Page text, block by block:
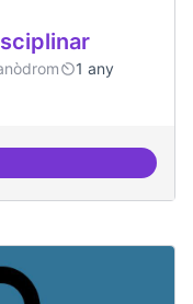
1 any
col·laboració